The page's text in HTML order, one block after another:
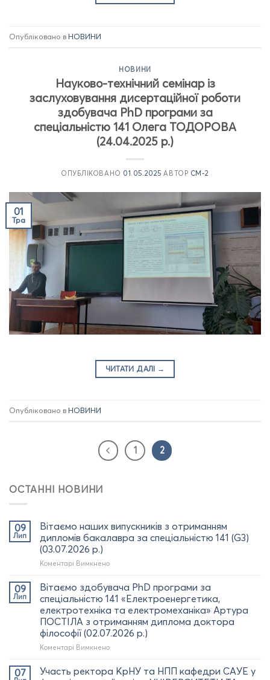
Опубліковано вНОВИНИ
НОВИНИ
Науково-технічний семінар із
заслуховування дисертаційної роботи
здобувача PhD програми за
спеціальністю 141 Олега ТОДОРОВА
(24.04.2025 р.)
ОПУБЛІКОВАНО 01.05.2025 АВТОР CM-2
01
Тра
ЧИТАТИ ДАЛІ →
Опубліковано вНОВИНИ
1 2
ОСТАННІ НОВИНИ
09
Лип
Вітаємо наших випускників з отриманням
дипломів бакалавра за спеціальністю 141 (G3)
(03.07.2026 р.)
Коментарі Вимкненодо
випускників
з
отриманням
дипломів
бакалавра
за
141
(G3)
09
Лип
Вітаємо здобувача PhD програми за
спеціальністю 141 «Електроенергетика,
електротехніка та електромеханіка» Артура
ПОСТІЛА з отриманням диплома доктора
філософії (02.07.2026 р.)
Коментарі Вимкненодо
здобувача
PhD
07
Участь ректора КрНУ та НПП кафедри САУЕ у